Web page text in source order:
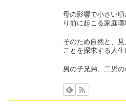
母の影響で小さい
り前に起こる家庭環
そのため自然と、
ことを探求する人生
男の子兄弟、二児の